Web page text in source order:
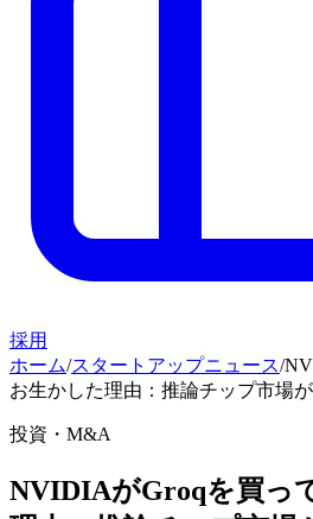
採用
ホーム/スタートアップニュース/
お生かした理由：推論チップ市場
投資・M&A
NVIDIAがGroqを買っ